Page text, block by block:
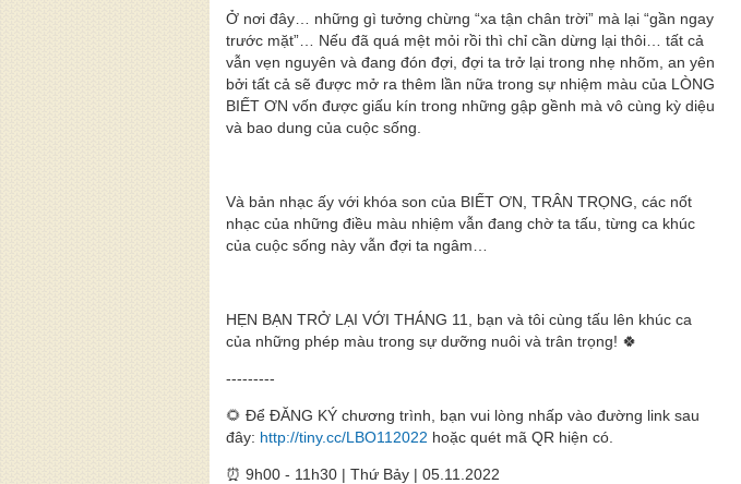
Ở nơi đây… những gì tưởng chừng “xa tận chân trời” mà lại “gần ngay
trước mặt”… Nếu đã quá mệt mỏi rồi thì chỉ cần dừng lại thôi… tất cả
vẫn vẹn nguyên và đang đón đợi, đợi ta trở lại trong nhẹ nhõm, an yên
bởi tất cả sẽ được mở ra thêm lần nữa trong sự nhiệm màu của LÒNG
BIẾT ƠN vốn được giấu kín trong những gập gềnh mà vô cùng kỳ diệu
và bao dung của cuộc sống.
Và bản nhạc ấy với khóa son của BIẾT ƠN, TRÂN TRỌNG, các nốt
nhạc của những điều màu nhiệm vẫn đang chờ ta tấu, từng ca khúc
của cuộc sống này vẫn đợi ta ngâm…
HẸN BẠN TRỞ LẠI VỚI THÁNG 11, bạn và tôi cùng tấu lên khúc ca
của những phép màu trong sự dưỡng nuôi và trân trọng! 🍀
---------
🌻 Để ĐĂNG KÝ chương trình, bạn vui lòng nhấp vào đường link sau
đây: http://tiny.cc/LBO112022 hoặc quét mã QR hiện có.
⏰ 9h00 - 11h30 | Thứ Bảy | 05.11.2022